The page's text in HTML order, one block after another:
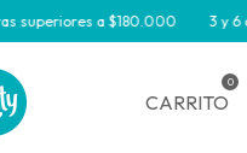
superiores a $180.000 3 y 6
CARRITO
0